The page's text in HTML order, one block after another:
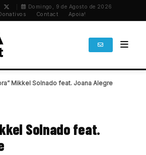
Domingo, 9 de Agosto de 2026
Contact Apoia!
Mikkel Solnado feat. Joana Alegre
Solnado feat.